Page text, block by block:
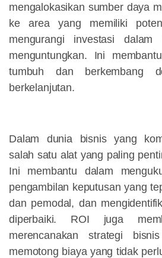
mengalokasikan sumber daya
ke area yang memiliki
mengurangi investasi
menguntungkan. Ini
tumbuh dan berkembang
berkelanjutan.
Dalam dunia bisnis yang
salah satu alat yang paling
Ini membantu dalam
pengambilan keputusan yang
dan pemodal, dan
diperbaiki. ROI juga
merencanakan strategi
memotong biaya yang tidak